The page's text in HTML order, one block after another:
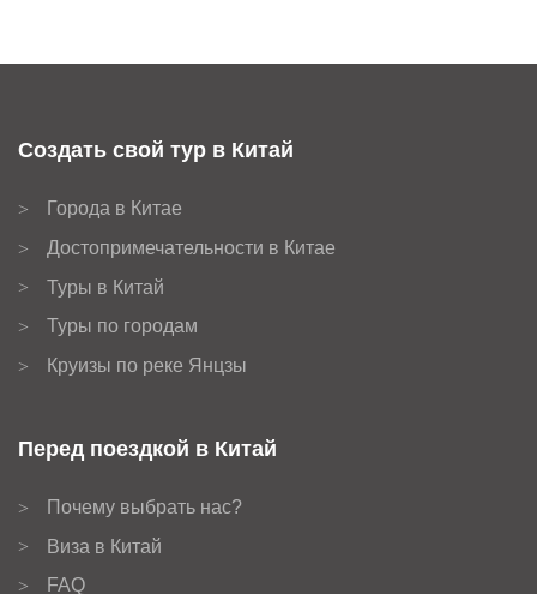
Создать свой тур в Китай
>
Города в Китае
>
Достопримечательности в Китае
>
Туры в Китай
>
Туры по городам
>
Круизы по реке Янцзы
Перед поездкой в Китай
>
Почему выбрать нас?
>
Виза в Китай
>
FAQ